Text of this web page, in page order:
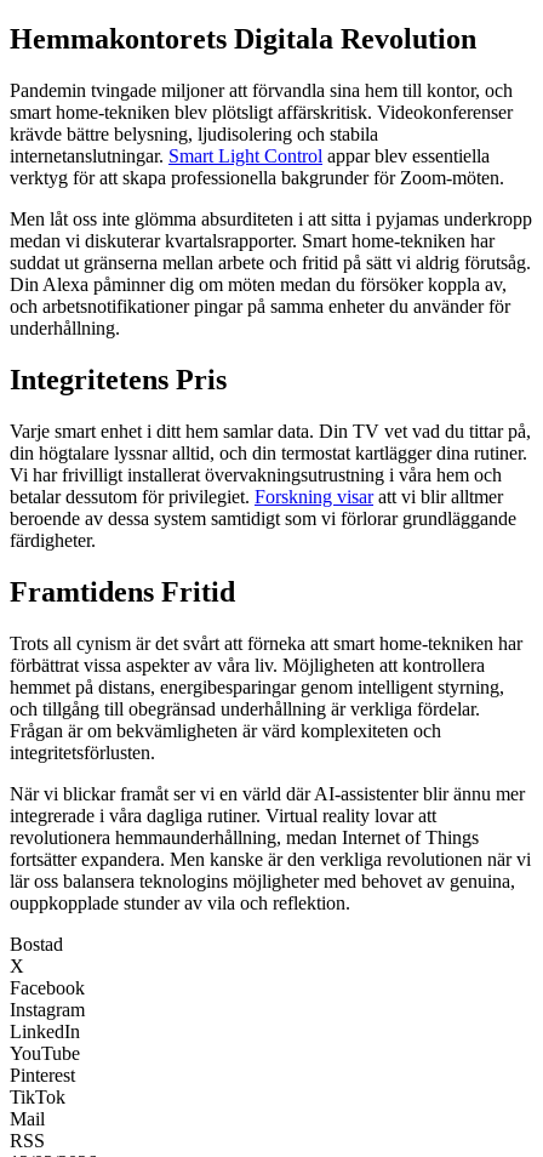
Hemmakontorets Digitala Revolution
Pandemin tvingade miljoner att förvandla sina hem till kontor, och
smart home-tekniken blev plötsligt affärskritisk. Videokonferenser
krävde bättre belysning, ljudisolering och stabila
internetanslutningar. Smart Light Control appar blev essentiella
verktyg för att skapa professionella bakgrunder för Zoom-möten.
Men låt oss inte glömma absurditeten i att sitta i pyjamas underkropp
medan vi diskuterar kvartalsrapporter. Smart home-tekniken har
suddat ut gränserna mellan arbete och fritid på sätt vi aldrig förutsåg.
Din Alexa påminner dig om möten medan du försöker koppla av,
och arbetsnotifikationer pingar på samma enheter du använder för
underhållning.
Integritetens Pris
Varje smart enhet i ditt hem samlar data. Din TV vet vad du tittar på,
din högtalare lyssnar alltid, och din termostat kartlägger dina rutiner.
Vi har frivilligt installerat övervakningsutrustning i våra hem och
betalar dessutom för privilegiet. Forskning visaratt vi blir alltmer
beroende av dessa system samtidigt som vi förlorar grundläggande
färdigheter.
Framtidens Fritid
Trots all cynism är det svårt att förneka att smart home-tekniken har
förbättrat vissa aspekter av våra liv. Möjligheten att kontrollera
hemmet på distans, energibesparingar genom intelligent styrning,
och tillgång till obegränsad underhållning är verkliga fördelar.
Frågan är om bekvämligheten är värd komplexiteten och
integritetsförlusten.
När vi blickar framåt ser vi en värld där AI-assistenter blir ännu mer
integrerade i våra dagliga rutiner. Virtual reality lovar att
revolutionera hemmaunderhållning, medan Internet of Things
fortsätter expandera. Men kanske är den verkliga revolutionen när vi
lär oss balansera teknologins möjligheter med behovet av genuina,
ouppkopplade stunder av vila och reflektion.
Bostad
X
Facebook
Instagram
LinkedIn
YouTube
Pinterest
TikTok
Mail
RSS